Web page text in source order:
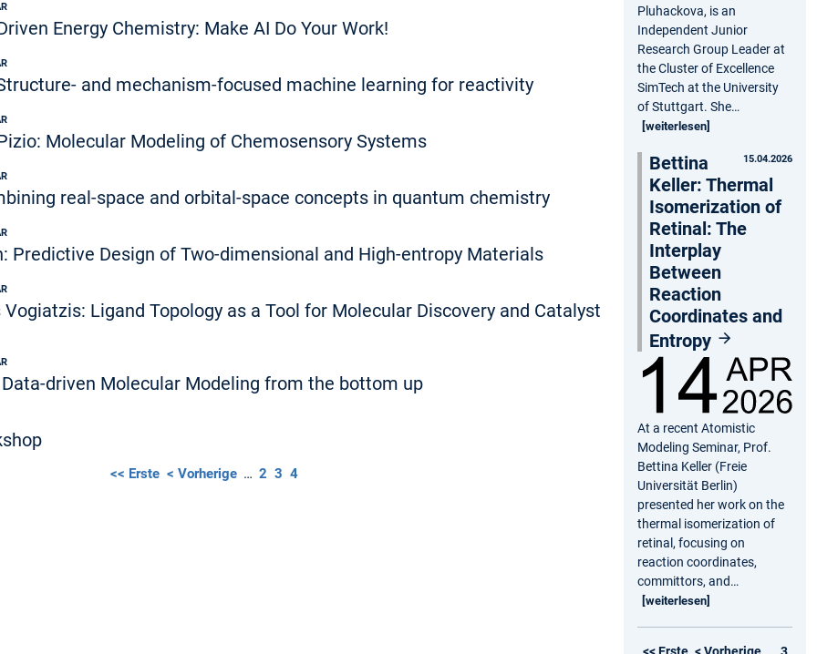
Energy Chemistry: Make AI Do Your Work!
and mechanism-focused machine learning for reactivity
Molecular Modeling of Chemosensory Systems
real-space and orbital-space concepts in quantum chemistry
Predictive Design of Two-dimensional and High-entropy Materials
Ligand Topology as a Tool for Molecular Discovery and Catalyst
driven Molecular Modeling from the bottom up
<< Erste < Vorherige … 2 3 4
Pluhackova, is an
Independent Junior
Research Group Leader at
the Cluster of Excellence
SimTech at the University
of Stuttgart. She…
[weiterlesen]
15.04.2026
Bettina
Keller: Thermal
Isomerization of
Retinal: The
Interplay
Between
Reaction
Coordinates and
Entropy
At a recent Atomistic
Modeling Seminar, Prof.
Bettina Keller (Freie
Universität Berlin)
presented her work on the
thermal isomerization of
retinal, focusing on
reaction coordinates,
committors, and…
[weiterlesen]
<< Erste < Vorherige 3